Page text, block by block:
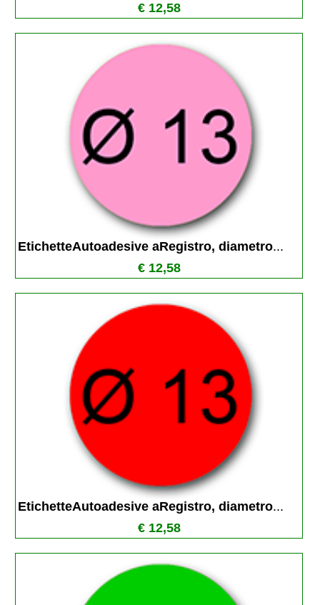
€ 12,58
EtichetteAutoadesive aRegistro, diametro...
€ 12,58
EtichetteAutoadesive aRegistro, diametro...
€ 12,58